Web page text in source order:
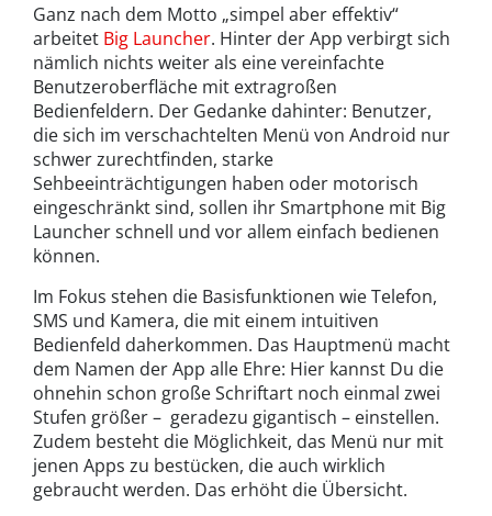
Ganz nach dem Motto „simpel aber effektiv“
arbeitet Big Launcher. Hinter der App verbirgt sich
nämlich nichts weiter als eine vereinfachte
Benutzeroberfläche mit extragroßen
Bedienfeldern. Der Gedanke dahinter: Benutzer,
die sich im verschachtelten Menü von Android nur
schwer zurechtfinden, starke
Sehbeeinträchtigungen haben oder motorisch
eingeschränkt sind, sollen ihr Smartphone mit Big
Launcher schnell und vor allem einfach bedienen
können.
Im Fokus stehen die Basisfunktionen wie Telefon,
SMS und Kamera, die mit einem intuitiven
Bedienfeld daherkommen. Das Hauptmenü macht
dem Namen der App alle Ehre: Hier kannst Du die
ohnehin schon große Schriftart noch einmal zwei
Stufen größer – geradezu gigantisch – einstellen.
Zudem besteht die Möglichkeit, das Menü nur mit
jenen Apps zu bestücken, die auch wirklich
gebraucht werden. Das erhöht die Übersicht.